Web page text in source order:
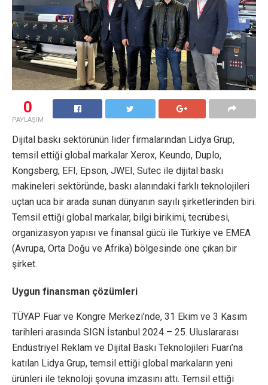
0
PAYLAŞIM
Dijital baskı sektörünün lider firmalarından Lidya Grup,
temsil ettiği global markalar Xerox, Keundo, Duplo,
Kongsberg, EFI, Epson, JWEI, Sutec ile dijital baskı
makineleri sektöründe, baskı alanındaki farklı teknolojileri
uçtan uca bir arada sunan dünyanın sayılı şirketlerinden biri.
Temsil ettiği global markalar, bilgi birikimi, tecrübesi,
organizasyon yapısı ve finansal gücü ile Türkiye ve EMEA
(Avrupa, Orta Doğu ve Afrika) bölgesinde öne çıkan bir
şirket.
Uygun finansman çözümleri
TÜYAP Fuar ve Kongre Merkezi’nde, 31 Ekim ve 3 Kasım
tarihleri arasında SIGN İstanbul 2024 – 25. Uluslararası
Endüstriyel Reklam ve Dijital Baskı Teknolojileri Fuarı’na
katılan Lidya Grup, temsil ettiği global markaların yeni
ürünleri ile teknoloji şovuna imzasını attı. Temsil ettiği